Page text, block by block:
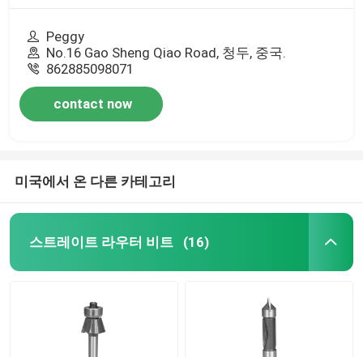
Peggy
No.16 Gao Sheng Qiao Road, 청두, 중국.
862885098071
contact now
미국에서 온 다른 카테고리
스트레이트 라우터 비트 (16)